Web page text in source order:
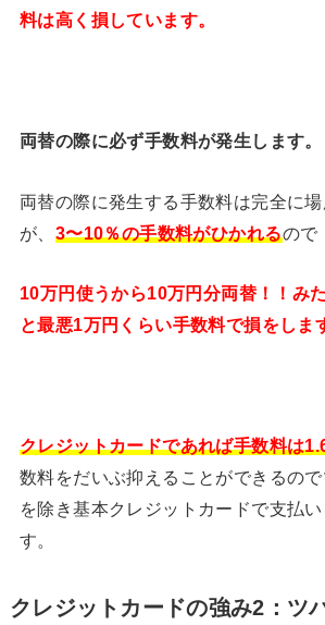
料は高く損しています。
両替の際に必ず手数料が発生します。
両替の際に発生する手数料は完全に
が、 3〜10％の手数料がひかれるので
10万円使うから10万円分両替！！み
と最悪1万円くらい手数料で損をしま
クレジットカードであれば手数料は
数料をだいぶ抑えることができるの
を除き基本クレジットカードで支払
す。
クレジットカードの強み2：ツ